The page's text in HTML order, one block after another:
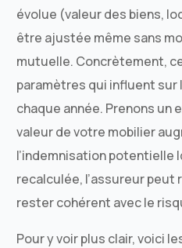
évolue (valeur des biens,
être ajustée même sans
mutuelle. Concrètement,
paramètres qui influent sur
chaque année. Prenons un
valeur de votre mobilier
l’indemnisation potentielle
recalculée, l’assureur peut
rester cohérent avec le
Pour y voir plus clair, voici